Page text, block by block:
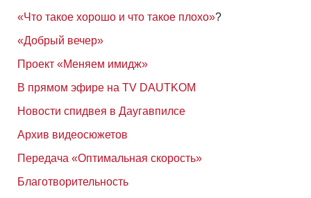
«Что такое хорошо и что такое плохо»?
«Добрый вечер»
Проект «Меняем имидж»
В прямом эфире на TV DAUTKOM
Новости спидвея в Даугавпилсе
Архив видеосюжетов
Передача «Оптимальная скорость»
Благотворительность